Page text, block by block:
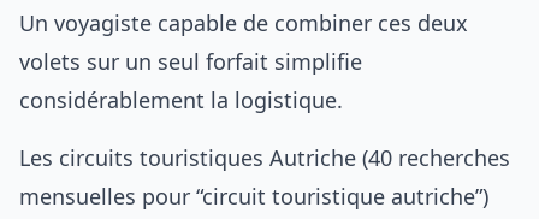
Un voyagiste capable de combiner ces deux
volets sur un seul forfait simplifie
considérablement la logistique.
Les circuits touristiques Autriche (40 recherches
mensuelles pour “circuit touristique autriche”)